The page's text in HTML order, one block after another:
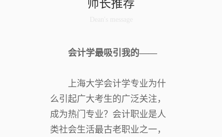
师长推荐
会计学最吸引我的——
上海大学会计学专业为什
么引起广大考生的广泛关注，
成为热门专业？会计职业是人
类社会生活最古老职业之一，